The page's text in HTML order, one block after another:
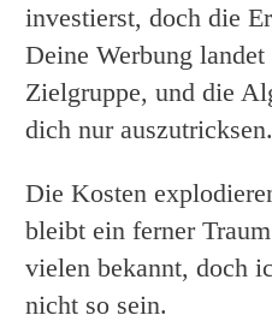
investierst, doch die
Deine Werbung
Zielgruppe, und die
dich nur auszutricksen.
Die Kosten
bleibt ein ferner
vielen bekannt, doch
nicht so sein.